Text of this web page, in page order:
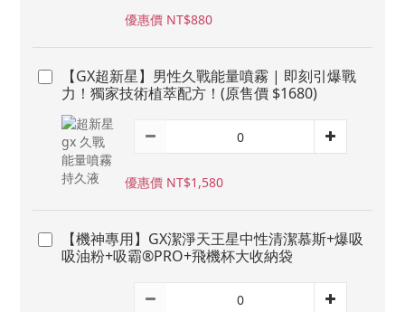
優惠價 NT$880
【GX超新星】男性久戰能量噴霧 | 即刻引爆戰
力！獨家技術植萃配方！(原售價 $1680)
優惠價 NT$1,580
【機神專用】GX潔淨天王星中性清潔慕斯+爆吸
吸油粉+吸霸®PRO+飛機杯大收納袋